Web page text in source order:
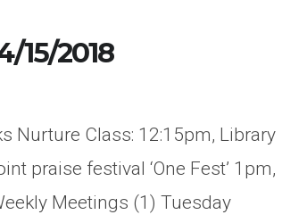
15/2018
Nurture Class: 12:15pm, Library
praise festival ‘One Fest’ 1pm,
Meetings (1) Tuesday